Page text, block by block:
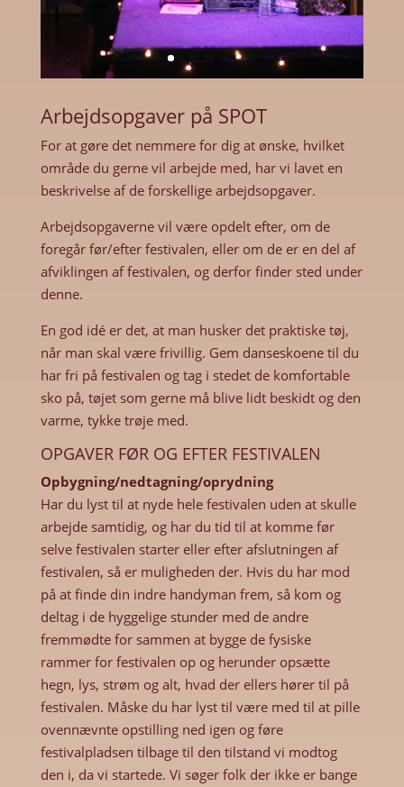
Arbejdsopgaver på SPOT
For at gøre det nemmere for dig at ønske, hvilket
område du gerne vil arbejde med, har vi lavet en
beskrivelse af de forskellige arbejdsopgaver.
Arbejdsopgaverne vil være opdelt efter, om de
foregår før/efter festivalen, eller om de er en del af
afviklingen af festivalen, og derfor finder sted under
denne.
En god idé er det, at man husker det praktiske tøj,
når man skal være frivillig. Gem danseskoene til du
har fri på festivalen og tag i stedet de komfortable
sko på, tøjet som gerne må blive lidt beskidt og den
varme, tykke trøje med.
OPGAVER FØR OG EFTER FESTIVALEN
Opbygning/nedtagning/oprydning
Har du lyst til at nyde hele festivalen uden at skulle
arbejde samtidig, og har du tid til at komme før
selve festivalen starter eller efter afslutningen af
festivalen, så er muligheden der. Hvis du har mod
på at finde din indre handyman frem, så kom og
deltag i de hyggelige stunder med de andre
fremmødte for sammen at bygge de fysiske
rammer for festivalen op og herunder opsætte
hegn, lys, strøm og alt, hvad der ellers hører til på
festivalen. Måske du har lyst til være med til at pille
ovennævnte opstilling ned igen og føre
festivalpladsen tilbage til den tilstand vi modtog
den i, da vi startede. Vi søger folk der ikke er bange